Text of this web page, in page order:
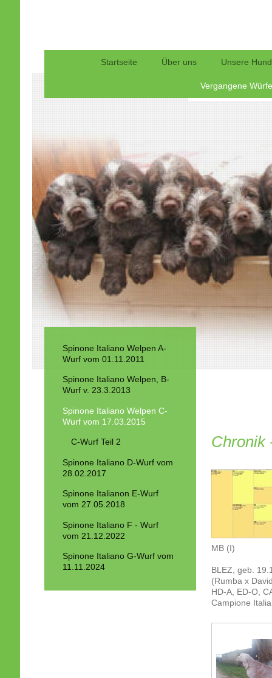
Startseite Über uns Unsere
Vergangene Würfe
Chronik
MB (I)
BLEZ, geb.
(Rumba x
HD-A, ED-O,
Campione
Spinone Italiano Welpen A-
Wurf vom 01.11.2011
Spinone Italiano Welpen, B-
Wurf v. 23.3.2013
Spinone Italiano Welpen C-
Wurf vom 17.03.2015
C-Wurf Teil 2
Spinone Italiano D-Wurf vom
28.02.2017
Spinone Italianon E-Wurf
vom 27.05.2018
Spinone Italiano F - Wurf
vom 21.12.2022
Spinone Italiano G-Wurf vom
11.11.2024